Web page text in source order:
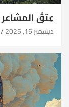
عِتقُ
ديسمبر 15, 2025